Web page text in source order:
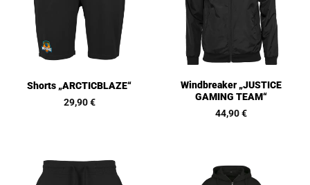
Shorts „ARCTICBLAZE“
29,90€
Windbreaker „JUSTICE
GAMING TEAM“
44,90€